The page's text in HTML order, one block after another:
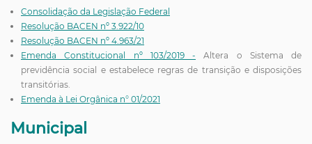
Consolidação da Legislação Federal
Resolução BACEN nº 3.922/10
Resolução BACEN nº 4.963/21
Emenda Constitucional nº 103/2019 - Altera o Sistema de
previdência social e estabelece regras de transição e disposições
transitórias.
Emenda à Lei Orgânica n° 01/2021
Municipal